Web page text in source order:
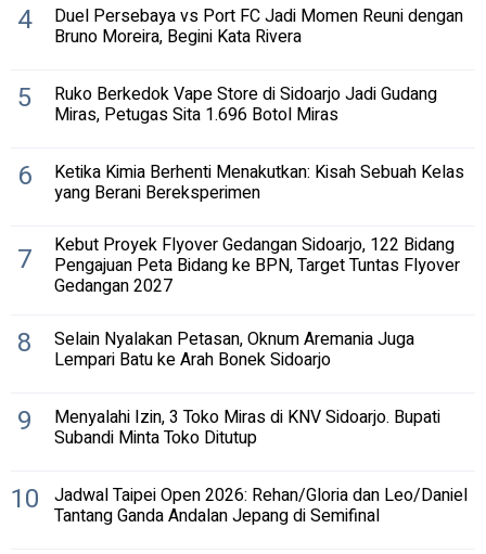
4 Duel Persebaya vs Port FC Jadi Momen Reuni dengan
Bruno Moreira, Begini Kata Rivera
5 Ruko Berkedok Vape Store di Sidoarjo Jadi Gudang
Miras, Petugas Sita 1.696 Botol Miras
6 Ketika Kimia Berhenti Menakutkan: Kisah Sebuah Kelas
yang Berani Bereksperimen
7 Kebut Proyek Flyover Gedangan Sidoarjo, 122 Bidang
Pengajuan Peta Bidang ke BPN, Target Tuntas Flyover
Gedangan 2027
8 Selain Nyalakan Petasan, Oknum Aremania Juga
Lempari Batu ke Arah Bonek Sidoarjo
9 Menyalahi Izin, 3 Toko Miras di KNV Sidoarjo. Bupati
Subandi Minta Toko Ditutup
10 Jadwal Taipei Open 2026: Rehan/Gloria dan Leo/Daniel
Tantang Ganda Andalan Jepang di Semifinal